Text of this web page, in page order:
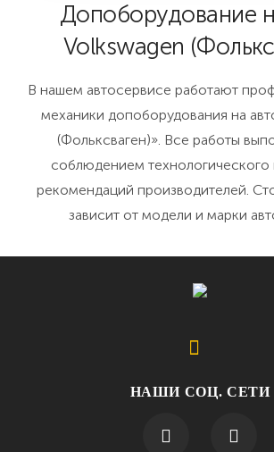
Допоборудование
Volkswagen
В нашем автосервисе работают
механики допоборудования на
(Фольксваген)». Все работы
соблюдением технологического
рекомендаций производителей.
зависит от модели и марки
НАШИ СОЦ. СЕТИ